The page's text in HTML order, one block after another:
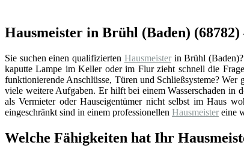
Hausmeister in Brühl (Baden)
Sie suchen einen qualifizierten Hausmeisterin Brühl (Baden)?
kaputte Lampe im Keller oder im Flur zieht schnell die
funktionierende Anschlüsse, Türen und Schließsysteme?
viele weitere Aufgaben. Er hilft bei einem Wasserschaden in
als Vermieter oder Hauseigentümer nicht selbst im Haus
eingeschränkt sind in einem professionellen Hausmeister eine
Welche Fähigkeiten hat Ihr